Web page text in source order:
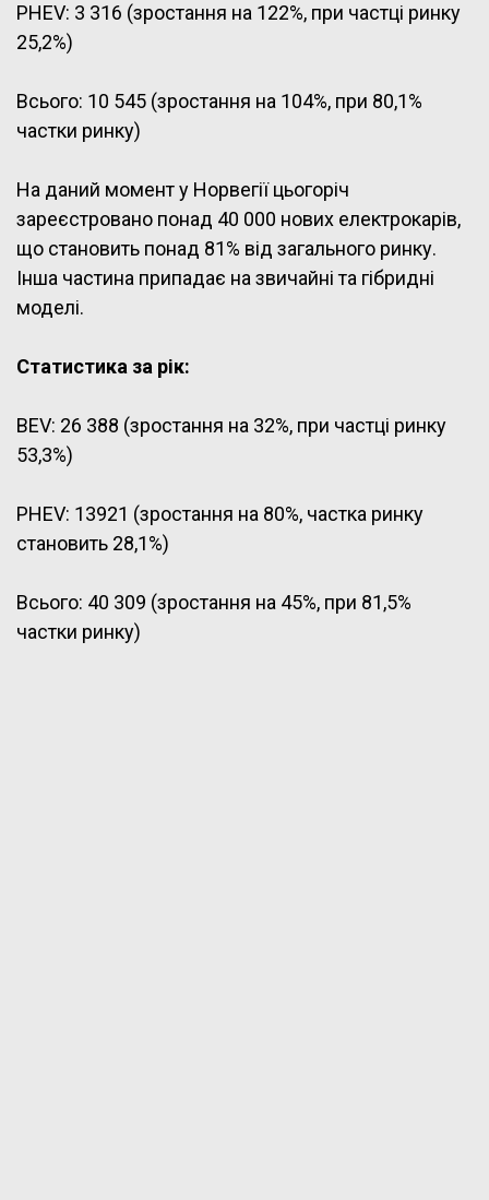
PHEV: 3 316 (зростання на 122%, при частці ринку
25,2%)
Всього: 10 545 (зростання на 104%, при 80,1%
частки ринку)
На даний момент у Норвегії цьогоріч
зареєстровано понад 40 000 нових електрокарів,
що становить понад 81% від загального ринку.
Інша частина припадає на звичайні та гібридні
моделі.
Статистика за рік:
BEV: 26 388 (зростання на 32%, при частці ринку
53,3%)
PHEV: 13921 (зростання на 80%, частка ринку
становить 28,1%)
Всього: 40 309 (зростання на 45%, при 81,5%
частки ринку)